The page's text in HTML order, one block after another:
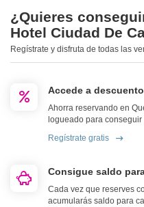
¿Quieres
Hotel Ciudad De
Regístrate y disfruta de todas las
Accede a
Ahorra reservando en
logueado para
Regístrate gratis
Consigue saldo
Cada vez que reserves
acumularás saldo para